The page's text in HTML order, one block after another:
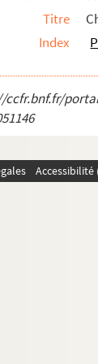
la maison des
du traité de
de Senis
Romanum
Titre
Index
ccfr.bnf.fr/